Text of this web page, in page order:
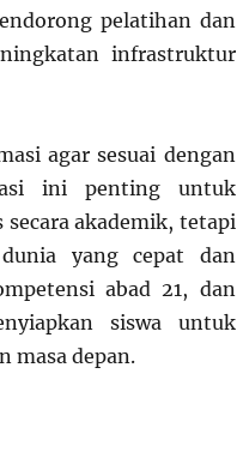
pelatihan dan
infrastruktur
agar sesuai dengan
ini penting untuk
secara akademik, tetapi
yang cepat dan
abad 21, dan
siswa untuk
masa depan.